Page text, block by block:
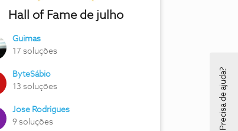
Hall of Fame de julho
Guimas
17 soluções
ByteSábio
13 soluções
Jose Rodrigues
9 soluções
Precisa de ajuda?